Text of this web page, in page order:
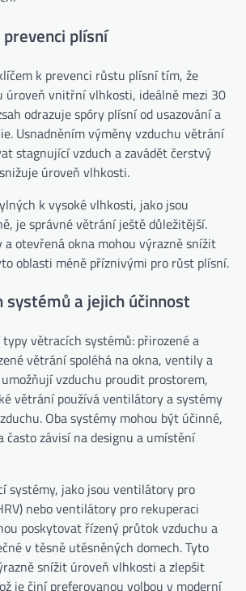
plísní
k prevenci růstu plísní tím, že
úroveň vnitřní vlhkosti, ideálně mezi 30
odrazuje spóry plísní od usazování a
Usnadněním výměny vzduchu větrání
stagnující vzduch a zavádět čerstvý
úroveň vlhkosti.
k vysoké vlhkosti, jako jsou
je správné větrání ještě důležitější.
otevřená okna mohou výrazně snížit
oblasti méně příznivými pro růst plísní.
systémů a jejich účinnost
větracích systémů: přirozené a
větrání spoléhá na okna, ventily a
vzduchu proudit prostorem,
větrání používá ventilátory a systémy
Oba systémy mohou být účinné,
závisí na designu a umístění
systémy, jako jsou ventilátory pro
nebo ventilátory pro rekuperaci
poskytovat řízený průtok vzduchu a
v těsně utěsněných domech. Tyto
snížit úroveň vlhkosti a zlepšit
je činí preferovanou volbou v moderní